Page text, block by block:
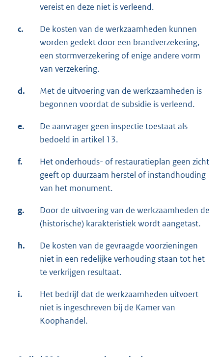
vereist en deze niet is verleend.
c.
De kosten van de werkzaamheden kunnen
worden gedekt door een brandverzekering,
een stormverzekering of enige andere vorm
van verzekering.
d.
Met de uitvoering van de werkzaamheden is
begonnen voordat de subsidie is verleend.
e.
De aanvrager geen inspectie toestaat als
bedoeld in artikel 13.
f.
Het onderhouds- of restauratieplan geen zicht
geeft op duurzaam herstel of instandhouding
van het monument.
g.
Door de uitvoering van de werkzaamheden de
(historische) karakteristiek wordt aangetast.
h.
De kosten van de gevraagde voorzieningen
niet in een redelijke verhouding staan tot het
te verkrijgen resultaat.
i.
Het bedrijf dat de werkzaamheden uitvoert
niet is ingeschreven bij de Kamer van
Koophandel.